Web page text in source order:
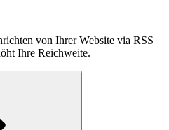
von Ihrer Website via RSS
Ihre Reichweite.